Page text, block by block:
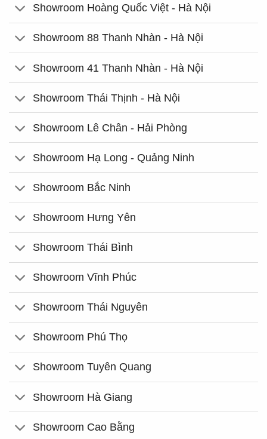
Showroom Hoàng Quốc Việt - Hà Nội
Showroom 88 Thanh Nhàn - Hà Nội
Showroom 41 Thanh Nhàn - Hà Nội
Showroom Thái Thịnh - Hà Nội
Showroom Lê Chân - Hải Phòng
Showroom Hạ Long - Quảng Ninh
Showroom Bắc Ninh
Showroom Hưng Yên
Showroom Thái Bình
Showroom Vĩnh Phúc
Showroom Thái Nguyên
Showroom Phú Thọ
Showroom Tuyên Quang
Showroom Hà Giang
Showroom Cao Bằng